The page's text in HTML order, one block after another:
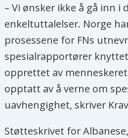
– Vi ønsker ikke å gå inn i
enkeltuttalelser. Norge
prosessene for FNs
spesialrapportører
opprettet av
opptatt av å verne om
uavhengighet, skriver
Støtteskrivet for